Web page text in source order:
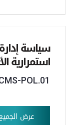
سياسة
استمرارية
POL.01
عرض